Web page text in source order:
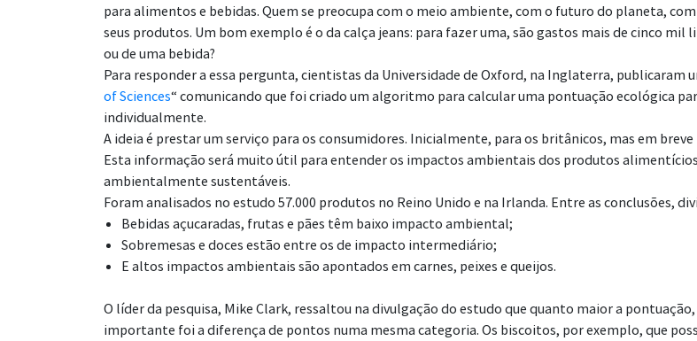
para alimentos e bebidas. Quem se preocupa com o meio ambiente, com o futuro do planeta,
seus produtos. Um bom exemplo é o da calça jeans: para fazer uma, são gastos mais de cinco
ou de uma bebida?
Para responder a essa pergunta, cientistas da Universidade de Oxford, na Inglaterra, publicaram
of Sciences“ comunicando que foi criado um algoritmo para calcular uma pontuação ecológica
individualmente.
A ideia é prestar um serviço para os consumidores. Inicialmente, para os britânicos, mas em
Esta informação será muito útil para entender os impactos ambientais dos produtos
ambientalmente sustentáveis.
Foram analisados no estudo 57.000 produtos no Reino Unido e na Irlanda. Entre as conclusões,
Bebidas açucaradas, frutas e pães têm baixo impacto ambiental;
Sobremesas e doces estão entre os de impacto intermediário;
E altos impactos ambientais são apontados em carnes, peixes e queijos.
O líder da pesquisa, Mike Clark, ressaltou na divulgação do estudo que quanto maior a
importante foi a diferença de pontos numa mesma categoria. Os biscoitos, por exemplo, que